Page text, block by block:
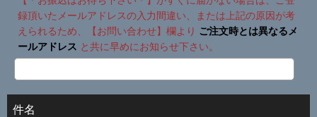
録頂いたメールアドレスの入力間違い、または上記の原因が考
えられるため、【お問い合わせ】欄より ご注文時とは異なるメ
ールアドレス と共に早めにお知らせ下さい。
件名